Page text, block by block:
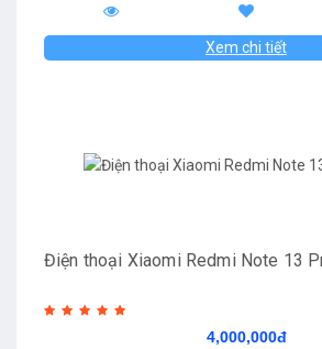
Xem chi tiết
Điện thoại Xiaomi Redmi Note 13
4,000,000đ